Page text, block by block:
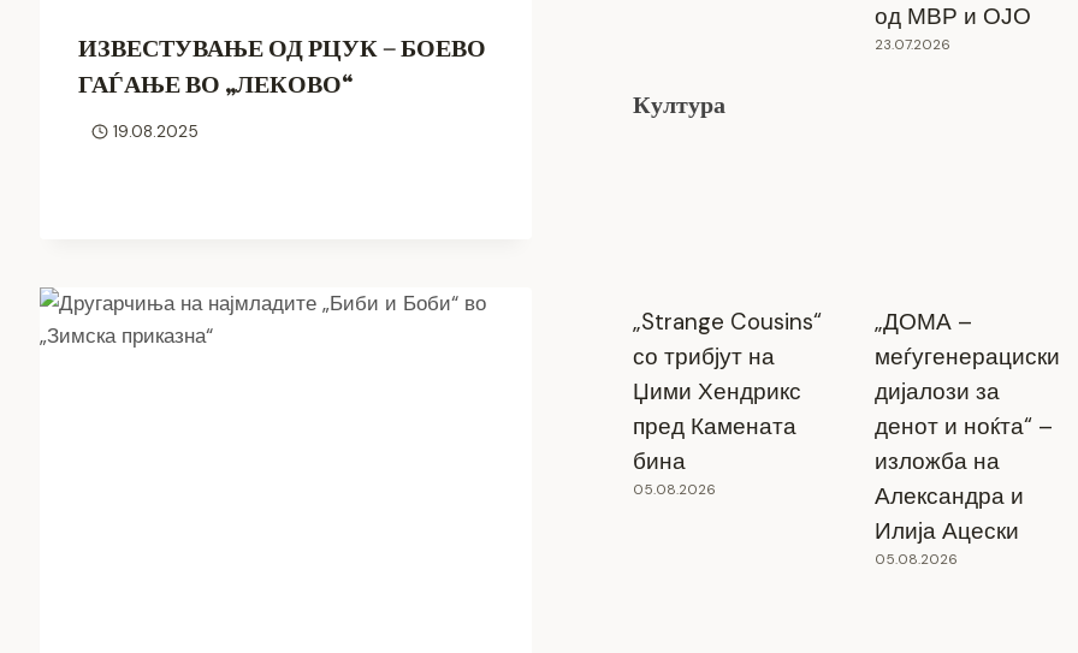
ИЗВЕСТУВАЊЕ ОД РЦУК – БОЕВО
ГАЃАЊЕ ВО „ЛЕКОВО“
19.08.2025
од МВР и ОЈО
23.07.2026
Култура
„Strange Cousins“
со трибјут на
Џими Хендрикс
пред Камената
бина
05.08.2026
„ДОМА –
меѓугенерациски
дијалози за
денот и ноќта“ –
изложба на
Александра и
Илија Ацески
05.08.2026